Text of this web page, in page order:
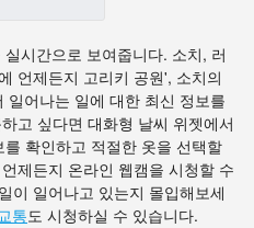
시간으로 보여줍니다. 소치, 러
언제든지 고리키 공원', 소치의
일어나는 일에 대한 최신 정보를
고 싶다면 대화형 날씨 위젯에서
확인하고 적절한 옷을 선택할
제든지 온라인 웹캠을 시청할 수
이 일어나고 있는지 몰입해보세
통도 시청하실 수 있습니다.